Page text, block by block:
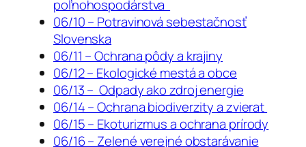
poľnohospodárstva
06/10 – Potravinová sebestačnosť
Slovenska
06/11 – Ochrana pôdy a krajiny
06/12 – Ekologické mestá a obce
06/13 – Odpady ako zdroj energie
06/14 – Ochrana biodiverzity a zvierat
06/15 – Ekoturizmus a ochrana prírody
06/16 – Zelené verejné obstarávanie